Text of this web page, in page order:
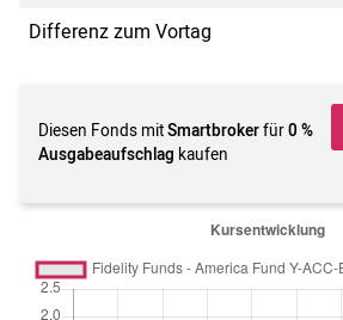
Differenz zum Vortag
Diesen Fonds mitSmartbrokerfür0 %
Ausgabeaufschlag kaufen